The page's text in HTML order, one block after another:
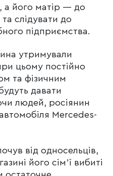
а його матір — до
слідувати до
підприємства.
утримували
цьому постійно
та фізичним
давати
людей, росіянин
Mercedes-
від односельців,
його сімʼї вибиті